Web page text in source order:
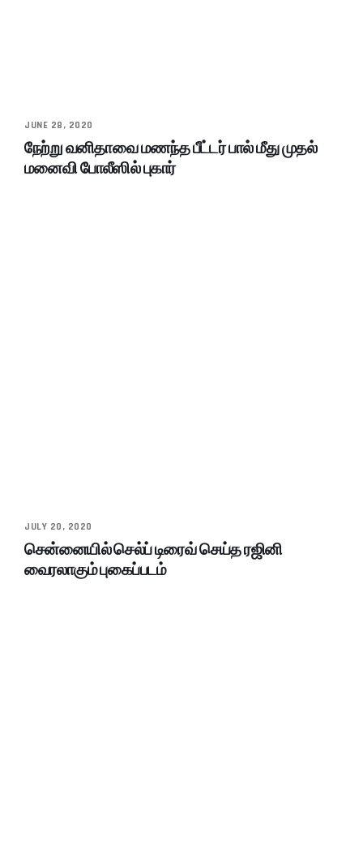
JUNE 28, 2020
நேற்று வனிதாவை மணந்த பீட்டர் பால் மீது முதல்
மனைவி போலீஸில் புகார்
JULY 20, 2020
சென்னையில் செல்ப் டிரைவ் செய்த ரஜினி
வைரலாகும் புகைப்படம்